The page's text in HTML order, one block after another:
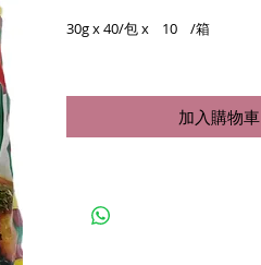
30g x 40/包 x 10 /箱
加入購物車